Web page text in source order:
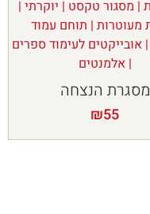
מסגרת הנצחה
₪55